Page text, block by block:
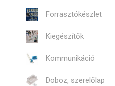
Forrasztókészlet
Kiegészítők
Kommunikáció
Doboz, szerelőlap